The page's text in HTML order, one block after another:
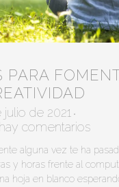
PARA
julio de 2021 •
comentarios
alguna vez te ha
y horas frente al
hoja en blanco